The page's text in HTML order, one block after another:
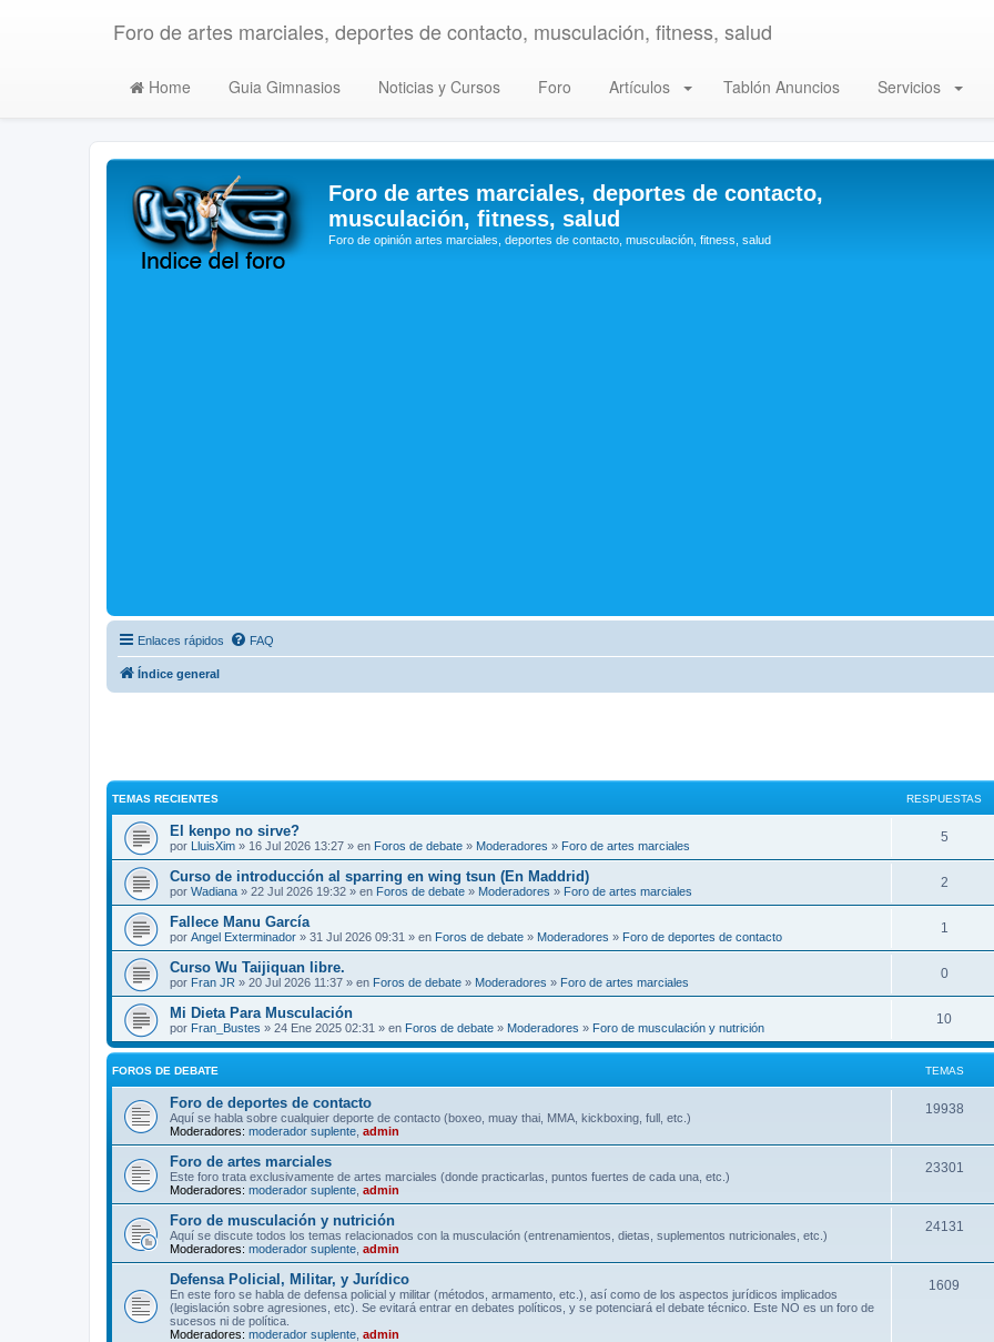
Foro de artes marciales, deportes de contacto, musculación, fitness, salud
Home Guia Gimnasios Noticias y Cursos Foro Artículos Tablón Anuncios Servicios
Foro de artes marciales, deportes de contacto,
musculación, fitness, salud
Foro de opinión artes marciales, deportes de contacto, musculación, fitness, salud
Enlaces rápidos FAQ
Índice general
TEMAS RECIENTES RESPUESTAS
El kenpo no sirve?
por LluisXim » 16 Jul 2026 13:27 » en Foros de debate » Moderadores » Foro de artes marciales
5
Curso de introducción al sparring en wing tsun (En Maddrid)
por Wadiana » 22 Jul 2026 19:32 » en Foros de debate » Moderadores » Foro de artes marciales
2
Fallece Manu García
por Angel Exterminador » 31 Jul 2026 09:31 » en Foros de debate » Moderadores » Foro de deportes de contacto
1
Curso Wu Taijiquan libre.
por Fran JR » 20 Jul 2026 11:37 » en Foros de debate » Moderadores » Foro de artes marciales
0
Mi Dieta Para Musculación
por Fran_Bustes » 24 Ene 2025 02:31 » en Foros de debate » Moderadores » Foro de musculación y nutrición
10
FOROS DE DEBATE TEMAS
Foro de deportes de contacto
Aquí se habla sobre cualquier deporte de contacto (boxeo, muay thai, MMA, kickboxing, full, etc.)
Moderadores: moderador suplente admin
19938
Foro de artes marciales
Este foro trata exclusivamente de artes marciales (donde practicarlas, puntos fuertes de cada una, etc.)
Moderadores: moderador suplente admin
23301
Foro de musculación y nutrición
Aquí se discute todos los temas relacionados con la musculación (entrenamientos, dietas, suplementos nutricionales, etc.)
Moderadores: moderador suplente admin
24131
Defensa Policial, Militar, y Jurídico
En este foro se habla de defensa policial y militar (métodos, armamento, etc.), así como de los aspectos jurídicos implicados
(legislación sobre agresiones, etc). Se evitará entrar en debates políticos, y se potenciará el debate técnico. Este NO es un foro de
sucesos ni de política.
Moderadores: moderador suplente admin
1609